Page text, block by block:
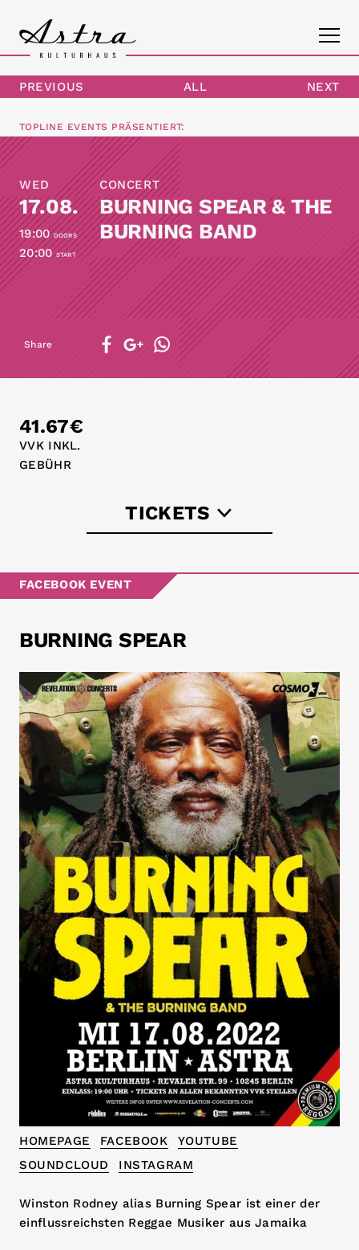
PROGRAM
THE ASTRA
CONTACT
PREVIOUS ALL NEXT
TOPLINE EVENTS PRÄSENTIERT:
WED
17.08.
DOORS
19:00
START
20:00
CONCERT
BURNING SPEAR & THE
BURNING BAND
Share
41.67€
VVK INKL.
GEBÜHR
TICKETS
koka36.de
eventim.de
FACEBOOK EVENT
BURNING SPEAR
HOMEPAGE FACEBOOK
YOUTUBE
SOUNDCLOUD
INSTAGRAM
Winston Rodney alias Burning Spear ist einer der
einflussreichsten Reggae Musiker aus Jamaika